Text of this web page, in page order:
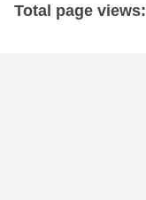
Total page views: